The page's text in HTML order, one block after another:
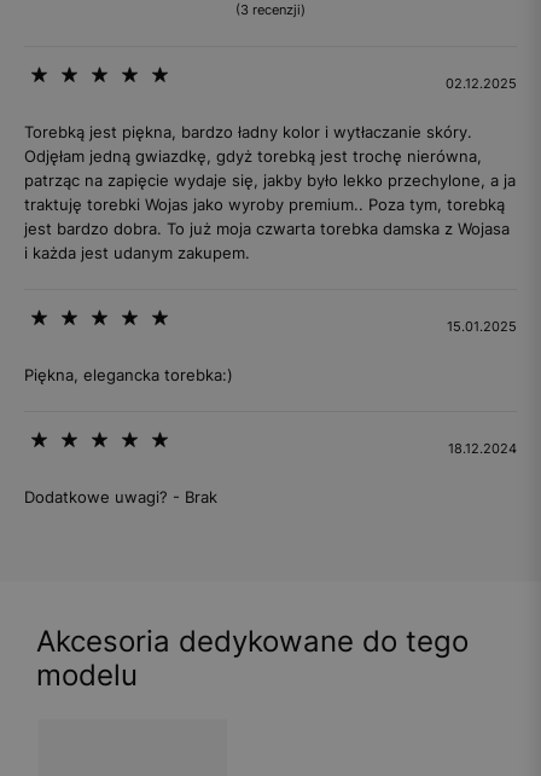
(3 recenzji)
02.12.2025
Torebką jest piękna, bardzo ładny kolor i wytłaczanie skóry.
Odjęłam jedną gwiazdkę, gdyż torebką jest trochę nierówna,
patrząc na zapięcie wydaje się, jakby było lekko przechylone, a ja
traktuję torebki Wojas jako wyroby premium.. Poza tym, torebką
jest bardzo dobra. To już moja czwarta torebka damska z Wojasa
i każda jest udanym zakupem.
15.01.2025
Piękna, elegancka torebka:)
18.12.2024
Dodatkowe uwagi? - Brak
Akcesoria dedykowane do tego
modelu